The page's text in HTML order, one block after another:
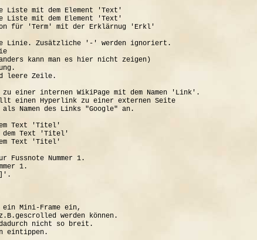
mit dem Element 'Text'
mit dem Element 'Text'
für 'Term' mit der Erklärnug 'Erkl'
Zusätzliche '-' werden ignoriert.
kann man es hier nicht zeigen)
leere Zeile.
internen WikiPage mit dem Namen 'Link'.
einen Hyperlink zu einer externen Seite
Namen des Links "Google" an.
Text 'Titel'
Text 'Titel'
Text 'Titel'
Nummer 1.
1.
Mini-Frame ein,
werden können.
nicht so breit.